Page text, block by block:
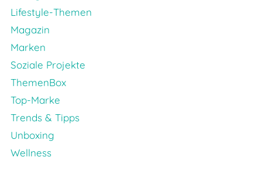
Lifestyle-Themen
Magazin
Marken
Soziale Projekte
ThemenBox
Top-Marke
Trends & Tipps
Unboxing
Wellness